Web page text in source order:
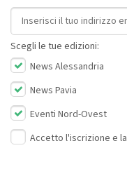
Indirizzo email
Scegli le tue edizioni:
News Alessandria
News Pavia
Eventi Nord-Ovest
Accetto l'iscrizione e la